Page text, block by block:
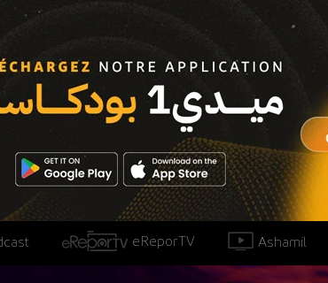
Ashamil
eReporTV